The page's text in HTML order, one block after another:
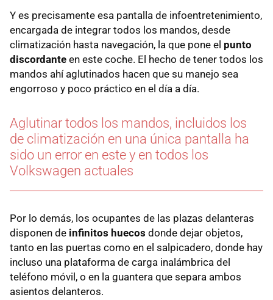
Y es precisamente esa pantalla de infoentretenimiento,
encargada de integrar todos los mandos, desde
climatización hasta navegación, la que pone el punto
discordante en este coche. El hecho de tener todos los
mandos ahí aglutinados hacen que su manejo sea
engorroso y poco práctico en el día a día.
Aglutinar todos los mandos, incluidos los
de climatización en una única pantalla ha
sido un error en este y en todos los
Volkswagen actuales
Por lo demás, los ocupantes de las plazas delanteras
disponen de infinitos huecos donde dejar objetos,
tanto en las puertas como en el salpicadero, donde hay
incluso una plataforma de carga inalámbrica del
teléfono móvil, o en la guantera que separa ambos
asientos delanteros.